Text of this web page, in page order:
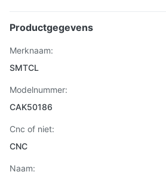
Productgegevens
Merknaam:
SMTCL
Modelnummer:
CAK50186
Cnc of niet:
CNC
Naam: